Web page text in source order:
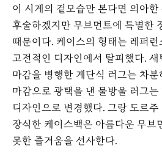
이 시계의 겉모습만 본다면 의아
후술하겠지만 무브먼트에 특별한
때문이다. 케이스의 형태는 레퍼
고전적인 디자인에서 탈피했다.
마감을 병행한 계단식 러그는 차
마감으로 광택을 낸 물방울 러그
디자인으로 변경했다. 그랑 도르
장식한 케이스백은 아름다운 무브
못한 즐거움을 선사한다.